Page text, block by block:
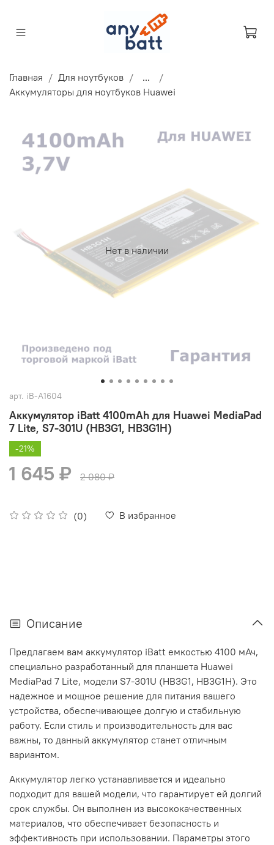
Главная Для ноутбуков
...
Аккумуляторы для ноутбуков Huawei
Нет в наличии
арт. iB-A1604
Аккумулятор iBatt 4100mAh для Huawei MediaPad
7 Lite, S7-301U (HB3G1, HB3G1H)
(0) В избранное
-21%
1 645 ₽ 2 080 ₽
Описание
Предлагаем вам аккумулятор iBatt емкостью 4100 мАч,
специально разработанный для планшета Huawei
MediaPad 7 Lite, модели S7-301U (HB3G1, HB3G1H). Это
надежное и мощное решение для питания вашего
устройства, обеспечивающее долгую и стабильную
работу. Если стиль и производительность для вас
важны, то данный аккумулятор станет отличным
вариантом.
Аккумулятор легко устанавливается и идеально
подходит для вашей модели, что гарантирует ей долгий
срок службы. Он выполнен из высококачественных
материалов, что обеспечивает безопасность и
эффективность при использовании. Параметры этого